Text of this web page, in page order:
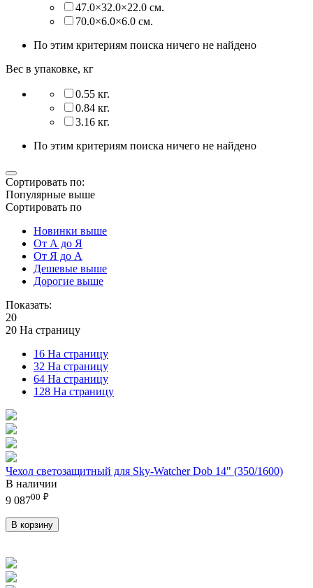
47.0×32.0×22.0 см.
70.0×6.0×6.0 см.
По этим критериям поиска ничего не найдено
Вес в упаковке, кг
0.55 кг.
0.84 кг.
3.16 кг.
По этим критериям поиска ничего не найдено
Сортировать по:
Популярные выше
Сортировать по
Новинки выше
От А до Я
От Я до А
Дешевые выше
Дорогие выше
Показать:
20
20 На страницу
16 На страницу
32 На страницу
64 На страницу
128 На страницу
Чехол светозащитный для Sky-Watcher Dob 14" (350/1600)
В наличии
9 08700 ₽
В корзину